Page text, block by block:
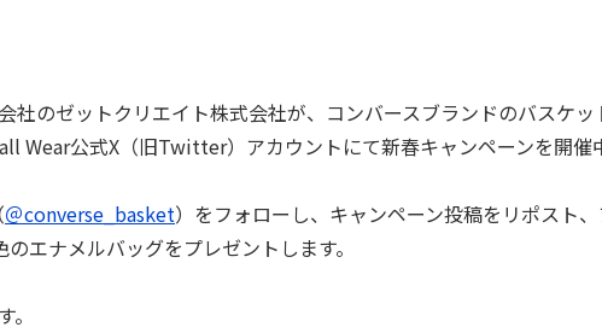
社のゼットクリエイト株式会社が、コンバースブランドのバスケ
Wear公式X（旧Twitter）アカウントにて新春キャンペーンを開催
＠converse_basket）をフォローし、キャンペーン投稿をリポスト
エナメルバッグをプレゼントします。